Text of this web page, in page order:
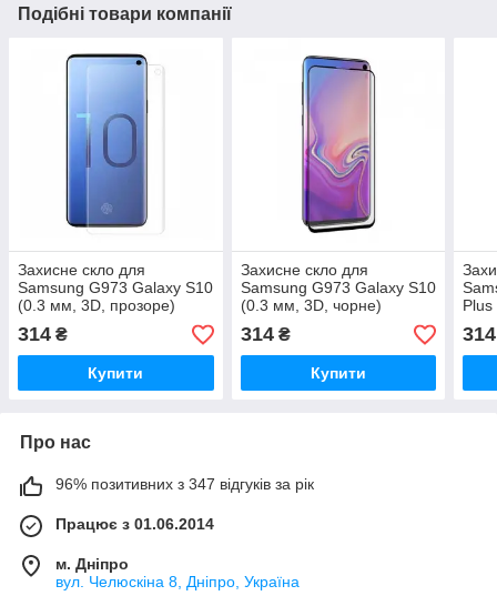
Подібні товари компанії
Захисне скло для
Samsung G973 Galaxy S10
(0.3 мм, 3D, прозоре)
забезпечує роботу
сканера відбитків
314 ₴
Купити
Захисне скло для
Samsung G973 Galaxy S10
(0.3 мм, 3D, чорне)
забезпечує роботу
сканера відбитків
314₴
Купити
314
Про нас
96% позитивних з 347 відгуків за рік
Працює з 01.06.2014
м. Дніпро
вул. Челюскіна 8, Дніпро, Україна